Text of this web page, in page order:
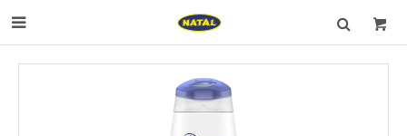
